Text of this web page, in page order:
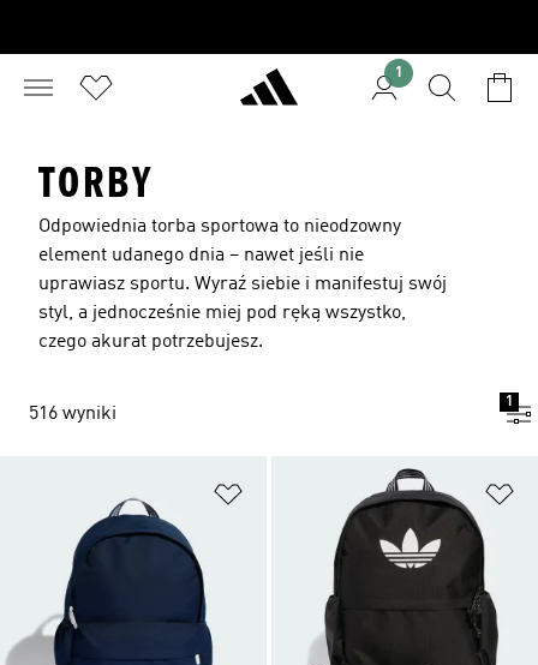
1
TORBY
Odpowiednia torba sportowa to nieodzowny
element udanego dnia – nawet jeśli nie
uprawiasz sportu. Wyraź siebie i manifestuj swój
styl, a jednocześnie miej pod ręką wszystko,
czego akurat potrzebujesz.
516 wyniki
1
Dodaj do listy życzeń